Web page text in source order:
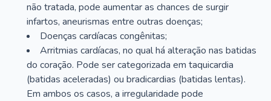
não tratada, pode aumentar as chances de surgir
infartos, aneurismas entre outras doenças;
Doenças cardíacas congênitas;
Arritmias cardíacas, no qual há alteração nas batidas
do coração. Pode ser categorizada em taquicardia
(batidas aceleradas) ou bradicardias (batidas lentas).
Em ambos os casos, a irregularidade pode